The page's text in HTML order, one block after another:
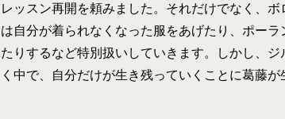
レッスン再開を頼みました。それだけでなく、
は自分が着られなくなった服をあげたり、ポー
たりするなど特別扱いしていきます。しかし、
く中で、自分だけが生き残っていくことに葛藤が